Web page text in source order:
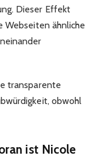
Dieser Effekt
Webseiten ähnliche
transparente
obwohl
ist Nicole